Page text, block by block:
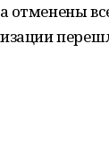
отменены